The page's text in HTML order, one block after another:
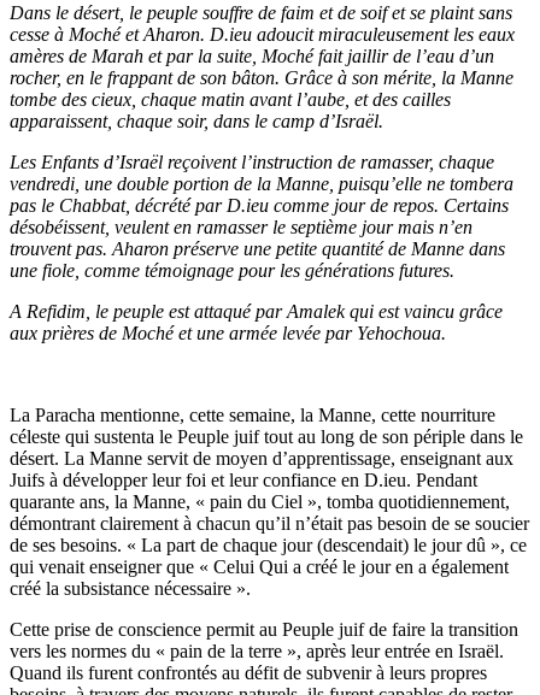
Dans le désert, le peuple souffre de faim et de soif et se plaint sans
cesse à Moché et Aharon. D.ieu adoucit miraculeusement les eaux
amères de Marah et par la suite, Moché fait jaillir de l’eau d’un
rocher, en le frappant de son bâton. Grâce à son mérite, la Manne
tombe des cieux, chaque matin avant l’aube, et des cailles
apparaissent, chaque soir, dans le camp d’Israël.
Les Enfants d’Israël reçoivent l’instruction de ramasser, chaque
vendredi, une double portion de la Manne, puisqu’elle ne tombera
pas le Chabbat, décrété par D.ieu comme jour de repos. Certains
désobéissent, veulent en ramasser le septième jour mais n’en
trouvent pas. Aharon préserve une petite quantité de Manne dans
une fiole, comme témoignage pour les générations futures.
A Refidim, le peuple est attaqué par Amalek qui est vaincu grâce
aux prières de Moché et une armée levée par Yehochoua.
La Paracha mentionne, cette semaine, la Manne, cette nourriture
céleste qui sustenta le Peuple juif tout au long de son périple dans le
désert. La Manne servit de moyen d’apprentissage, enseignant aux
Juifs à développer leur foi et leur confiance en D.ieu. Pendant
quarante ans, la Manne, « pain du Ciel », tomba quotidiennement,
démontrant clairement à chacun qu’il n’était pas besoin de se soucier
de ses besoins. « La part de chaque jour (descendait) le jour dû », ce
qui venait enseigner que « Celui Qui a créé le jour en a également
créé la subsistance nécessaire ».
Cette prise de conscience permit au Peuple juif de faire la transition
vers les normes du « pain de la terre », après leur entrée en Israël.
Quand ils furent confrontés au défit de subvenir à leurs propres